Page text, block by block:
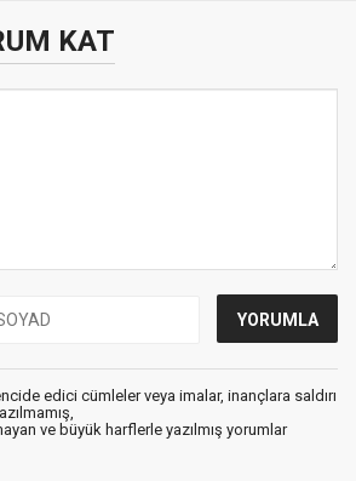
KAT
edici cümleler veya imalar, inançlara saldırı
ve büyük harflerle yazılmış yorumlar